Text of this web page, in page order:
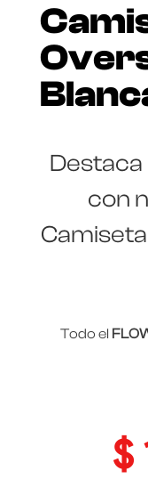
con
Todo el
$